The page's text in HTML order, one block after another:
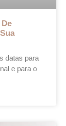
datas para
e para o